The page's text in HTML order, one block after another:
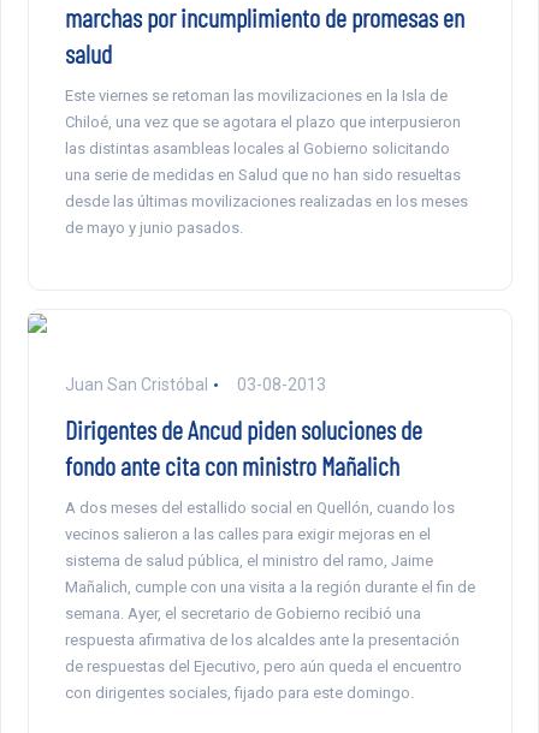
marchas por incumplimiento de promesas en
salud
Este viernes se retoman las movilizaciones en la Isla de
Chiloé, una vez que se agotara el plazo que interpusieron
las distintas asambleas locales al Gobierno solicitando
una serie de medidas en Salud que no han sido resueltas
desde las últimas movilizaciones realizadas en los meses
de mayo y junio pasados.
Juan San Cristóbal 03-08-2013
Dirigentes de Ancud piden soluciones de
fondo ante cita con ministro Mañalich
A dos meses del estallido social en Quellón, cuando los
vecinos salieron a las calles para exigir mejoras en el
sistema de salud pública, el ministro del ramo, Jaime
Mañalich, cumple con una visita a la región durante el fin de
semana. Ayer, el secretario de Gobierno recibió una
respuesta afirmativa de los alcaldes ante la presentación
de respuestas del Ejecutivo, pero aún queda el encuentro
con dirigentes sociales, fijado para este domingo.